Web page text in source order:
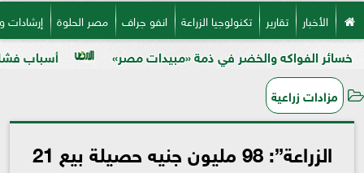
الأخبار تقارير تكنولوجيا الزراعة انفو جراف مصر الحلوة
أسباب فشل تحجيم والخضر في ذمة «مبيدات مصر»
مزادات زراعية
الزراعة”: 98 مليون جنيه حصيلة بيع 21